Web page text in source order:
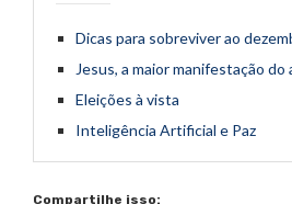
Dicas para sobreviver ao
Jesus, a maior manifestação do
Eleições à vista
Inteligência Artificial e Paz
Compartilhe isso: